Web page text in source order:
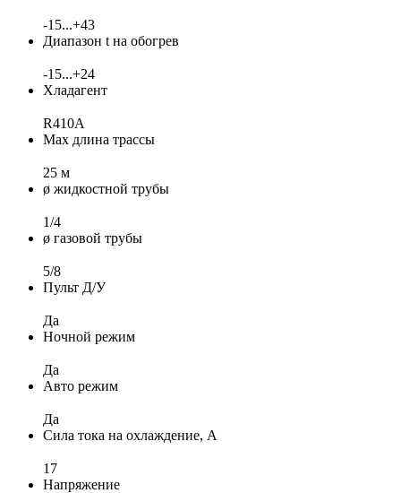
-15...+43
Диапазон t на обогрев
-15...+24
Хладагент
R410A
Max длина трассы
25 м
ø жидкостной трубы
1/4
ø газовой трубы
5/8
Пульт Д/У
Да
Ночной режим
Да
Авто режим
Да
Сила тока на охлаждение, А
17
Напряжение